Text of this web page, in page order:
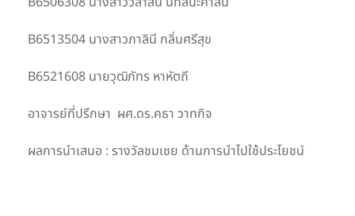
B6513504 นางสาวภาลินี กลิ่นศรีสุข
B6521608 นายวุฒิภัทร หาหัตถี
อาจารย์ที่ปรึกษา ผศ.ดร.คธา วาทกิจ
ผลการนำเสนอ : รางวัลชมเชย ด้านการนำไปใช้ประโยชน์